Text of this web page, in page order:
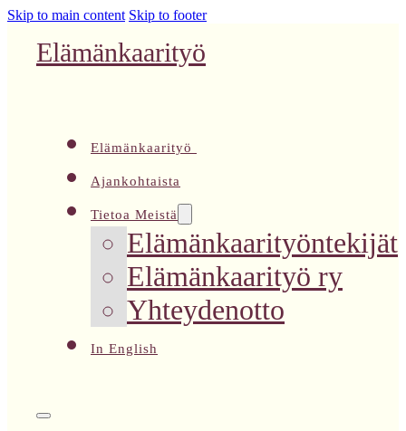
Skip to main content Skip to footer
Elämänkaarityö
Elämänkaarityö
Ajankohtaista
Tietoa Meistä
Elämänkaarityöntekijät
Elämänkaarityö ry
Yhteydenotto
In English